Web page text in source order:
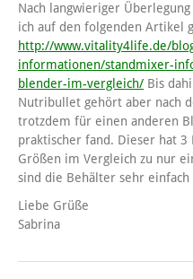
Nach langwieriger
ich auf den folgenden Artikel
http://www.vitality4life.de/
informationen/standmixer-
blender-im-vergleich/ Bis
Nutribullet gehört aber nach
trotzdem für einen anderen
praktischer fand. Dieser hat
Größen im Vergleich zu nur
sind die Behälter sehr einfach
Liebe Grüße
Sabrina